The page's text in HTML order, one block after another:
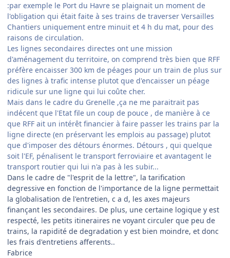
:par exemple le Port du Havre se plaignait un moment de
l'obligation qui était faite à ses trains de traverser Versailles
Chantiers uniquement entre minuit et 4 h du mat, pour des
raisons de circulation.
Les lignes secondaires directes ont une mission
d'aménagement du territoire, on comprend très bien que RFF
préfère encaisser 300 km de péages pour un train de plus sur
des lignes à trafic intense plutot que d'encaisser un péage
ridicule sur une ligne qui lui coûte cher.
Mais dans le cadre du Grenelle ,ça ne me paraitrait pas
indécent que l'Etat file un coup de pouce , de manière à ce
que RFF ait un intérêt financier à faire passer les trains par la
ligne directe (en préservant les emplois au passage) plutot
que d'imposer des détours énormes. Détours , qui quelque
soit l'EF, pénalisent le transport ferroviaire et avantagent le
transport routier qui lui n'a pas à les subir...
Dans le cadre de "l'esprit de la lettre", la tarification
degressive en fonction de l'importance de la ligne permettait
la globalisation de l'entretien, c a d, les axes majeurs
finançant les secondaires. De plus, une certaine logique y est
respecté, les petits itineraires ne voyant circuler que peu de
trains, la rapidité de degradation y est bien moindre, et donc
les frais d'entretiens afferents..
Fabrice